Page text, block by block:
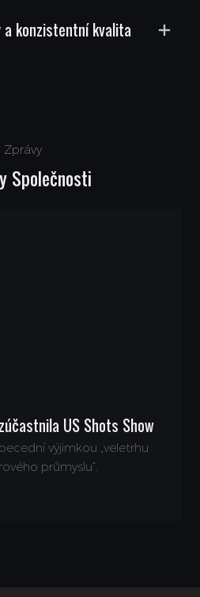
a konzistentní kvalita
Zprávy
Společnosti
US Shots Show
výjimkou „veletrhu
průmyslu“.